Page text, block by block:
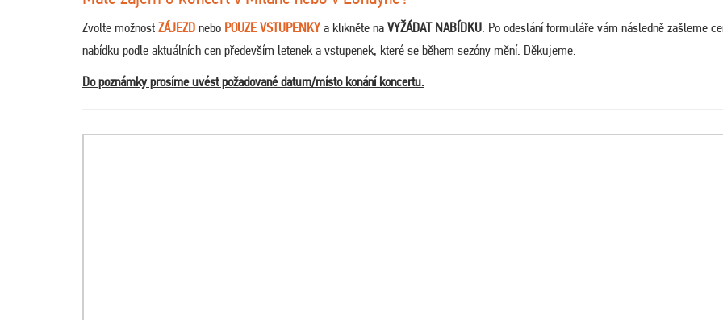
Zvolte možnost ZÁJEZD nebo POUZE VSTUPENKY a klikněte na VYŽÁDAT NABÍDKU. Po odeslání formuláře vám následně zašleme
nabídku podle aktuálních cen především letenek a vstupenek, které se během sezóny mění. Děkujeme.
Do poznámky prosíme uvést požadované datum/místo konání koncertu.